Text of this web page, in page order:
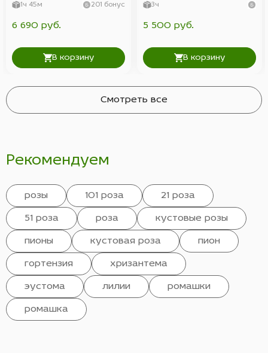
1ч 45м 201 бонус
6 690 руб.
В корзину
3ч
5 500 руб.
В корзину
Смотреть все
Рекомендуем
розы 101 роза 21 роза
51 роза роза кустовые розы
пионы кустовая роза пион
гортензия хризантема
эустома лилии ромашки
ромашка